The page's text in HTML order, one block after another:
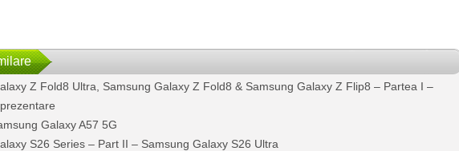
Z Fold8 Ultra, Samsung Galaxy Z Fold8 & Samsung Galaxy Z Flip8 – Partea I –
Galaxy A57 5G
S26 Series – Part II – Samsung Galaxy S26 Ultra